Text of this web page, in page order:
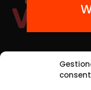
Social Media